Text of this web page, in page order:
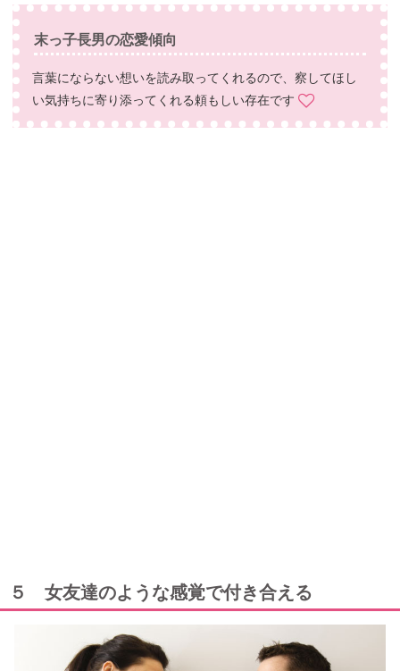
末っ子長男の恋愛傾向
言葉にならない想いを読み取ってくれるので、察してほし
い気持ちに寄り添ってくれる頼もしい存在です
５ 女友達のような感覚で付き合える